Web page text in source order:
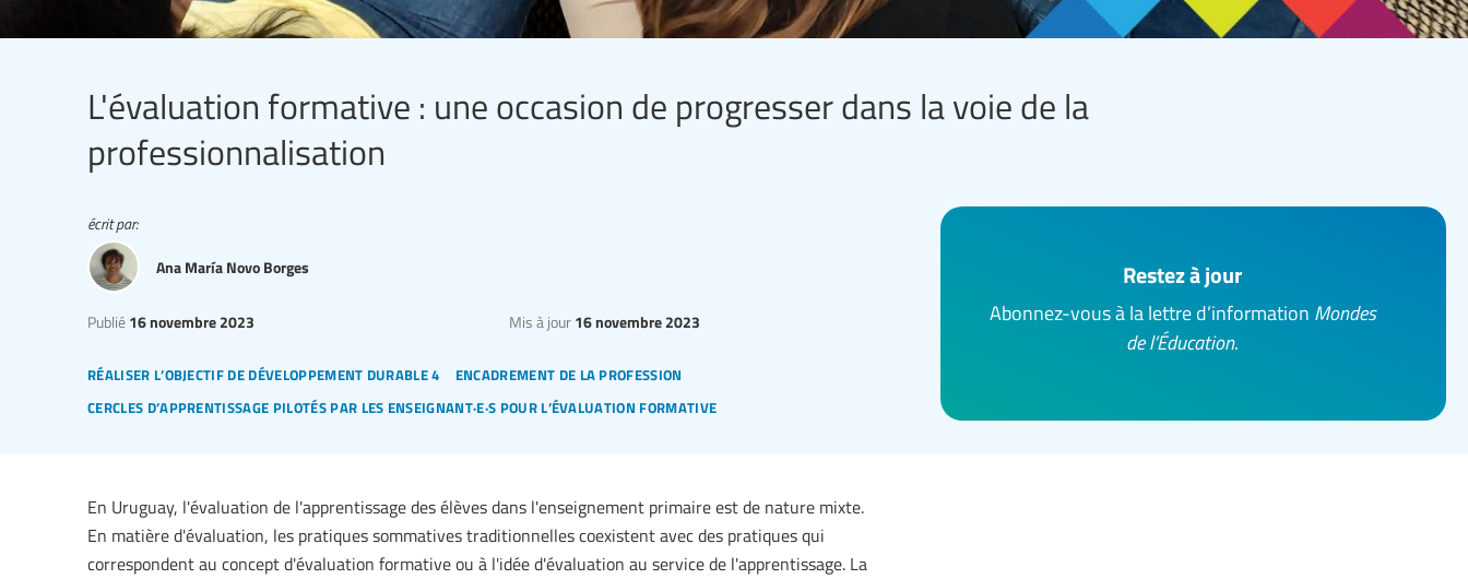
L'évaluation formative : une occasion de progresser dans la voie de la
professionnalisation
réaliser l’objectif de développement durable 4 encadrement de la profession
cercles d’apprentissage pilotés par les enseignant·e·s pour l’évaluation formative
Publié 16 novembre 2023 Mis à jour16 novembre 2023
écrit par:
Ana María Novo Borges Restez à jour
Abonnez-vous à la lettre d’information Mondes
de l’Éducation.
En Uruguay, l'évaluation de l'apprentissage des élèves dans l'enseignement primaire est de nature mixte.
En matière d'évaluation, les pratiques sommatives traditionnelles coexistent avec des pratiques qui
correspondent au concept d'évaluation formative ou à l'idée d'évaluation au service de l'apprentissage. La